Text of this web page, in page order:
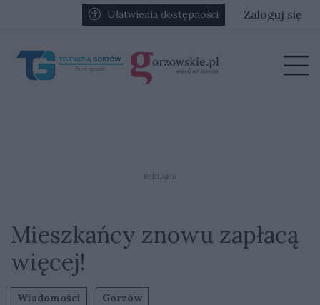
Przejdź do głównych treści
Przejdź do głównego menuUłatwienia dostępności Zaloguj się
REKLAMA
Mieszkańcy znowu zapłacą
więcej!
Wiadomości Gorzów